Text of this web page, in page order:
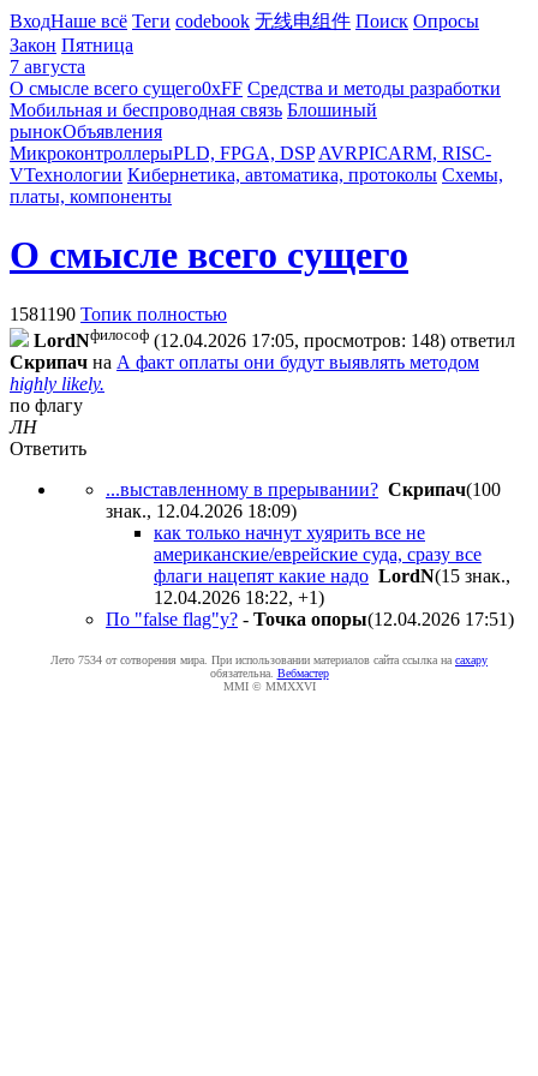
ВходНаше всё Теги codebook 无线电组件 Поиск Опросы
Закон Пятница
7 августа
О смысле всего сущего0xFF Средства и методы разработки
Мобильная и беспроводная связь Блошиный
рынокОбъявления
МикроконтроллерыPLD, FPGA, DSP AVRPICARM, RISC-
VТехнологии Кибернетика, автоматика, протоколы Схемы,
платы, компоненты
О смысле всего сущего
1581190 Топик полностью
LordNфилософ (12.04.2026 17:05, просмотров: 148) ответил
Cкpипaч на А факт оплаты они будут выявлять методом
highly likely.
по флагу
ЛН
Ответить
...выставленному в прерывании? Cкpипaч(100
знак., 12.04.2026 18:09)
как только начнут хуярить все не
американские/еврейские суда, сразу все
флаги нацепят какие надо LordN(15 знак.,
12.04.2026 18:22, +1)
По "false flag"у? - Toчкa oпopы(12.04.2026 17:51)
Лето 7534 от сотворения мира. При использовании материалов сайта ссылка на caxapу
обязательна. Вебмастер
MMI © MMXXVI